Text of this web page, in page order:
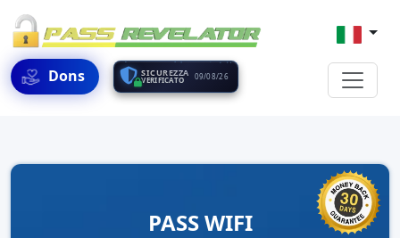
Dons SICUREZZA
VERIFICATO 09/08/26
PASS WIFI